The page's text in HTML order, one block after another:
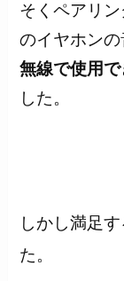
そくペアリ
のイヤホンの
無線で使用
した。
しかし満足す
た。